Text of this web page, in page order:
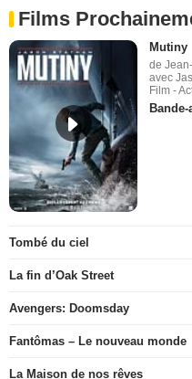
Films
Mutiny
de
avec
Film -
Tombé du ciel
La fin d’Oak Street
Avengers: Doomsday
Fantômas – Le nouveau monde
La Maison de nos rêves